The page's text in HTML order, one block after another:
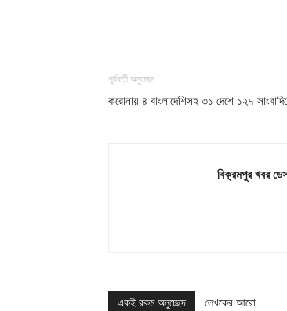
পূর্ববর্তী অনুচ্ছেদ
করোনায় ৪ বাংলাদেশিসহ ৩১ দেশে ১২৭
বিক্রমপুর খবর
একই রকম অনুচ্ছেদ লেখকের আরো